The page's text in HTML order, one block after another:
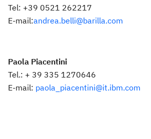
Tel: +39 0521 262217
E-mail:andrea.belli@barilla.com
Paola Piacentini
Tel.: + 39 335 1270646
E-mail: paola_piacentini@it.ibm.com